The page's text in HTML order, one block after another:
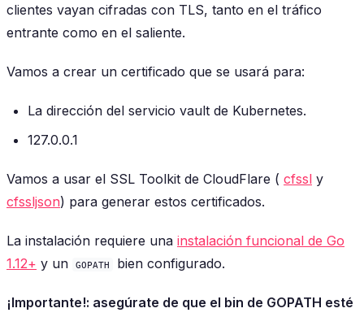
clientes vayan cifradas con TLS, tanto en el tráfico
entrante como en el saliente.
Vamos a crear un certificado que se usará para:
La dirección del servicio vault de Kubernetes.
127.0.0.1
Vamos a usar el SSL Toolkit de CloudFlare ( cfssl y
cfssljson) para generar estos certificados.
La instalación requiere una instalación funcional de Go
1.12+ y un GOPATH bien configurado.
¡Importante!: asegúrate de que el bin de GOPATH esté